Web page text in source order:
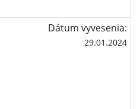
Dátum vyvesenia:
29.01.2024